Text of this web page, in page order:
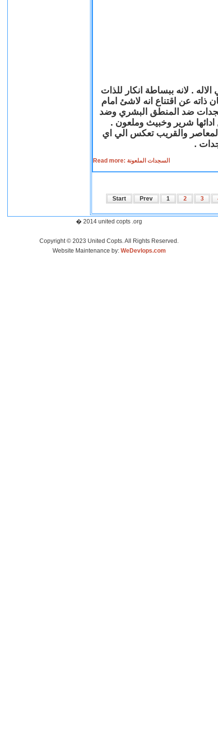
. لانه ببساطة انكار للذات
ذاته عن اقتناع انه لاشئ امام
ضد المنطق البشري وضد
ادائها شرير وخبيث وملعون .
المعاصر والقريب تعكس الي اي
.
Read more: السجدات الملعونة
Start Prev 1 2 3
� 2014 united copts .org
Copyright © 2023 United Copts. All Rights Reserved.
Website Maintenance by: WeDevlops.com